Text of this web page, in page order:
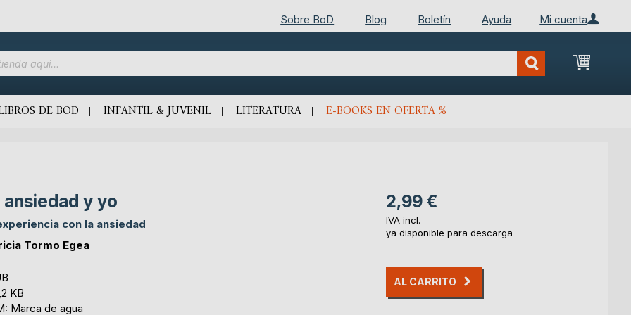
Mi cuenta
Sobre BoD Blog Boletín Ayuda
Mi
DE BOD INFANTIL & JUVENIL LITERATURA E-BOOKS EN OFERTA %
ansiedad y yo
con la ansiedad
Tormo Egea
KB
Marca de agua
2,99 €
IVA incl.
ya disponible para descarga
AL CARRITO